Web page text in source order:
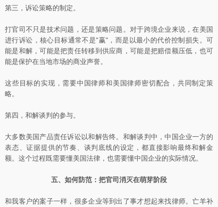
第三，诉讼策略的制定。
打官司不只是技术问题，还是策略问题。对于跨境企业来说，在美国
进行诉讼，核心目标通常不是"赢"，而是以最小的代价控制损失。可
能是和解，可能是把责任转移到供应商，可能是把赔偿额压低，也可
能是保护在当地市场的商业声誉。
这些目标的实现，需要中国律师和美国律师密切配合，共同制定策
略。
第四，和解谈判的参与。
大多数美国产品责任诉讼以和解告终。和解谈判中，中国企业一方的
表态、证据提供的节奏、谈判底线的设定，都直接影响最终和解金
额。这个过程既需要懂美国法律，也需要懂中国企业的实际情况。
五、如何防范：把官司消灭在萌芽阶段
和我客户的案子一样，很多企业等到出了事才想起来找律师。亡羊补